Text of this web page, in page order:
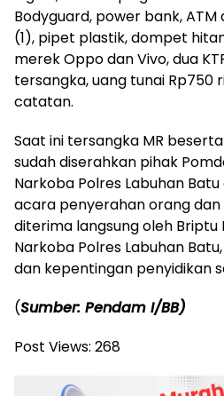
Bodyguard, power bank, ATM
(1), pipet plastik, dompet
merek Oppo dan Vivo, dua
tersangka, uang tunai Rp750
catatan.
Saat ini tersangka MR
sudah diserahkan pihak
Narkoba Polres Labuhan
acara penyerahan orang
diterima langsung oleh Briptu
Narkoba Polres Labuhan
dan kepentingan penyidikan
(Sumber: Pendam I/BB)
Post Views: 268